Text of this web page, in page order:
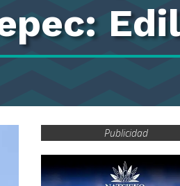
Publicidad